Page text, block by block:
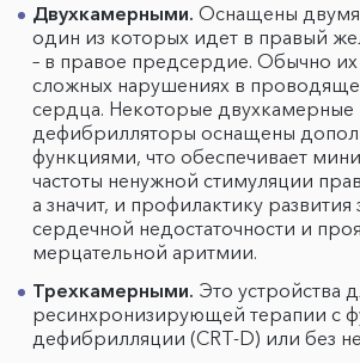
Двухкамерными. Оснащены
один из которых идет в правый
– в правое предсердие. Обычно
сложных нарушениях в
сердца. Некоторые двухкамерные
дефибрилляторы оснащены
функциями, что обеспечивает
частоты ненужной стимуляции
а значит, и профилактику развития
сердечной недостаточности и
мерцательной аритмии.
Трехкамерными. Это устройства
ресинхронизирующей терапии с
дефибрилляции (CRT-D) или без